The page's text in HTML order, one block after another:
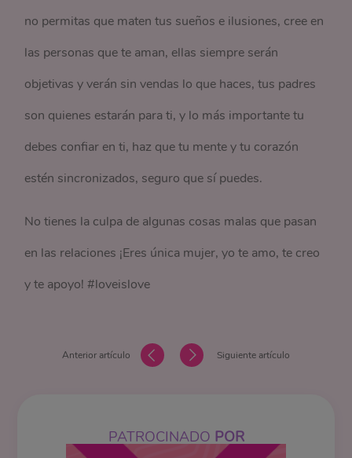
no permitas que maten tus sueños e ilusiones, cree en
las personas que te aman, ellas siempre serán
objetivas y verán sin vendas lo que haces, tus padres
son quienes estarán para ti, y lo más importante tu
debes confiar en ti, haz que tu mente y tu corazón
estén sincronizados, seguro que sí puedes.
No tienes la culpa de algunas cosas malas que pasan
en las relaciones ¡Eres única mujer, yo te amo, te creo
y te apoyo! #loveislove
Anterior artículo Siguiente artículo
PATROCINADO POR